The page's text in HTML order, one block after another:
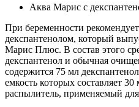
Аква Марис с
При беременности
декспантенолом, который
Марис Плюс. В состав этого
декспантенол и обычная
содержится 75 мл
емкость которых составляет
распылитель, применяемый